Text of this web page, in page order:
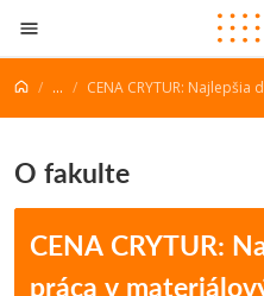
Prejsť na obsah
... CENA CRYTUR: Najlepšia diplomová
O fakulte
CENA CRYTUR:
práca v